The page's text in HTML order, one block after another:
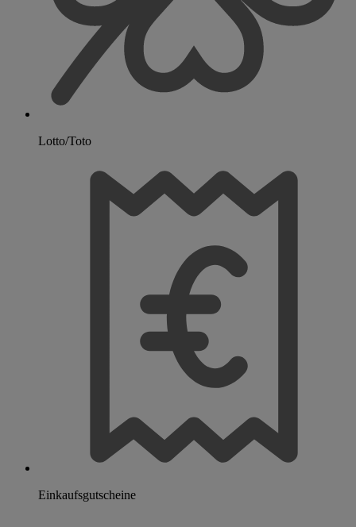
Lotto/Toto
Einkaufsgutscheine